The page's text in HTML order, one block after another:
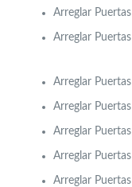
Arreglar
Arreglar
Arreglar
Arreglar
Arreglar
Arreglar
Arreglar